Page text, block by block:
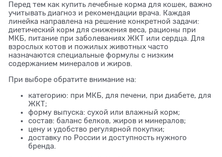
Перед тем как купить лечебные корма для кошек, важно
учитывать диагноз и рекомендации врача. Каждая
линейка направлена на решение конкретной задачи:
диетический корм для снижения веса, рационы при
МКБ, питание при заболеваниях ЖКТ или сердца. Для
взрослых котов и пожилых животных часто
назначаются специальные формулы с низким
содержанием минералов и жиров.
При выборе обратите внимание на:
категорию: при МКБ, для печени, при диабете, для
ЖКТ;
форму выпуска: сухой или влажный корм;
состав: баланс белков, жиров и минералов;
цену и удобство регулярной покупки;
доставку по России и доступность нужного
бренда.